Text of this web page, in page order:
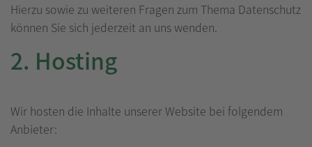
Hierzu sowie zu weiteren Fragen zum Thema Datenschutz
können Sie sich jederzeit an uns wenden.
2. Hosting
Wir hosten die Inhalte unserer Website bei folgendem
Anbieter: